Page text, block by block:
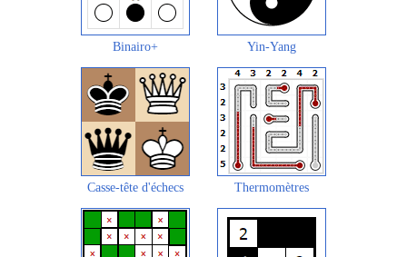
Binairo+ Yin-Yang
Casse-tête d'échecs Thermomètres